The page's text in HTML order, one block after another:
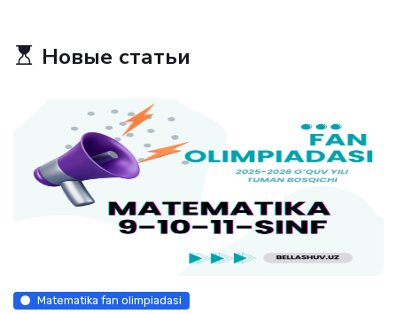
Новые статьи
Matematika fan olimpiadasi